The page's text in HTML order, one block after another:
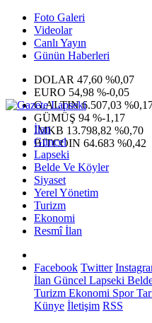
Foto Galeri
Videolar
Canlı Yayın
Günün Haberleri
DOLAR 47,60 %0,07
EURO 54,98 %-0,05
G.ALTIN6.507,03
GÜMÜŞ 94 %-1,17
IMKB 13.798,82 %0,70
BITCOIN 64.683 %0,42
İlan
Güncel
Lapseki
Belde Ve Köyler
Siyaset
Yerel Yönetim
Turizm
Ekonomi
Resmî İlan
Facebook Twitter
İlan Güncel Lapseki
Turizm Ekonomi Spor
Künye İletişim RSS